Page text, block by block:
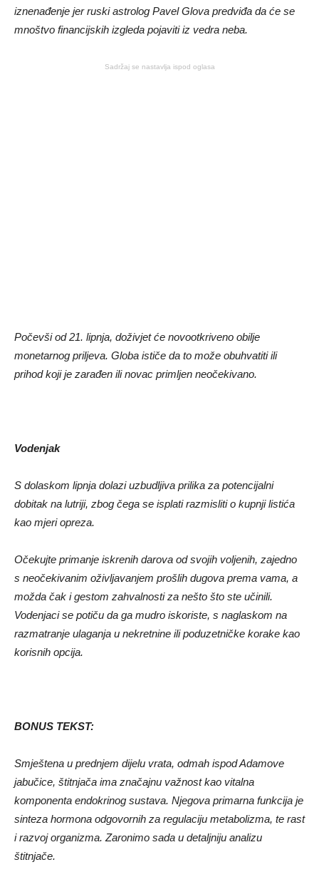
iznenađenje jer ruski astrolog Pavel Glova predviđa da će se
mnoštvo financijskih izgleda pojaviti iz vedra neba.
Sadržaj se nastavlja ispod oglasa
Počevši od 21. lipnja, doživjet će novootkriveno obilje
monetarnog priljeva. Globa ističe da to može obuhvatiti ili
prihod koji je zarađen ili novac primljen neočekivano.
Vodenjak
S dolaskom lipnja dolazi uzbudljiva prilika za potencijalni
dobitak na lutriji, zbog čega se isplati razmisliti o kupnji listića
kao mjeri opreza.
Očekujte primanje iskrenih darova od svojih voljenih, zajedno
s neočekivanim oživljavanjem prošlih dugova prema vama, a
možda čak i gestom zahvalnosti za nešto što ste učinili.
Vodenjaci se potiču da ga mudro iskoriste, s naglaskom na
razmatranje ulaganja u nekretnine ili poduzetničke korake kao
korisnih opcija.
BONUS TEKST:
Smještena u prednjem dijelu vrata, odmah ispod Adamove
jabučice, štitnjača ima značajnu važnost kao vitalna
komponenta endokrinog sustava. Njegova primarna funkcija je
sinteza hormona odgovornih za regulaciju metabolizma, te rast
i razvoj organizma. Zaronimo sada u detaljniju analizu
štitnjače.